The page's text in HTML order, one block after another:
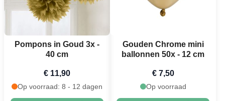
Pompons in Goud 3x -
40 cm
€ 11,90
Op voorraad: 8 - 12 dagen
Gouden Chrome mini
ballonnen 50x - 12 cm
€ 7,50
Op voorraad